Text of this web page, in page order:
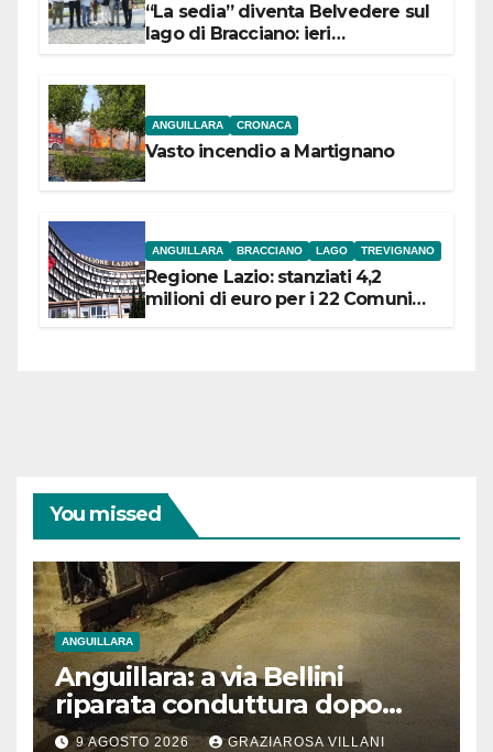
“La sedia” diventa Belvedere sul
lago di Bracciano: ieri
ANGUILLARA CRONACA
Vasto incendio a Martignano
ANGUILLARA BRACCIANO LAGO TREVIGNANO
Regione Lazio: stanziati 4,2
milioni di euro per i 22 Comuni
You missed
ANGUILLARA
Anguillara: a via Bellini
riparata conduttura dopo
segnalazione IdD
9 AGOSTO 2026 GRAZIAROSA VILLANI